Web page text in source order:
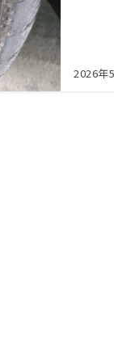
2026年